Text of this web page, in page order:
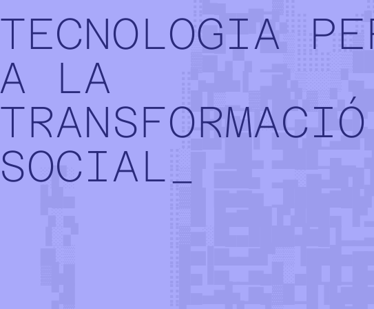
TECNOLOGIA
A LA
TRANSFORMACIÓ
SOCIAL_